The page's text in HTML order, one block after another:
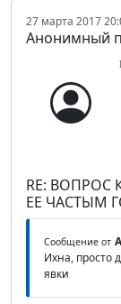
27 марта 2017
Анонимный
RE:
ЕЕ ЧАСТЫМ
Сообщение от
Ихна, просто
явки